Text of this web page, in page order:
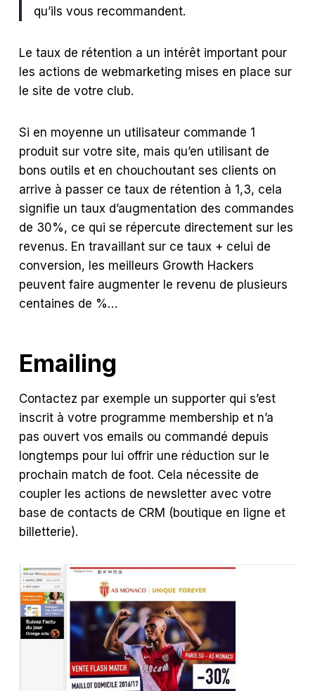
qu’ils vous recommandent.
Le taux de rétention a un intérêt important pour
les actions de webmarketing mises en place sur
le site de votre club.
Si en moyenne un utilisateur commande 1
produit sur votre site, mais qu’en utilisant de
bons outils et en chouchoutant ses clients on
arrive à passer ce taux de rétention à 1,3, cela
signifie un taux d’augmentation des commandes
de 30%, ce qui se répercute directement sur les
revenus. En travaillant sur ce taux + celui de
conversion, les meilleurs Growth Hackers
peuvent faire augmenter le revenu de plusieurs
centaines de %…
Emailing
Contactez par exemple un supporter qui s’est
inscrit à votre programme membership et n’a
pas ouvert vos emails ou commandé depuis
longtemps pour lui offrir une réduction sur le
prochain match de foot. Cela nécessite de
coupler les actions de newsletter avec votre
base de contacts de CRM (boutique en ligne et
billetterie).